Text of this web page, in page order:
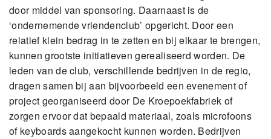
door middel van sponsoring. Daarnaast is de
‘ondernemende vriendenclub’ opgericht. Door een
relatief klein bedrag in te zetten en bij elkaar te brengen,
kunnen grootste initiatieven gerealiseerd worden. De
leden van de club, verschillende bedrijven in de regio,
dragen samen bij aan bijvoorbeeld een evenement of
project georganiseerd door De Kroepoekfabriek of
zorgen ervoor dat bepaald materiaal, zoals microfoons
of keyboards aangekocht kunnen worden. Bedrijven